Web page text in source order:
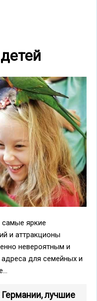
самые яркие
и аттракционы
невероятным и
для семейных и
лучшие